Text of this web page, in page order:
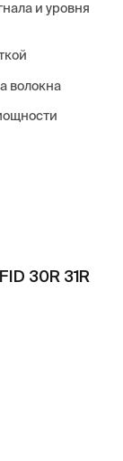
и уровня
волокна
30R 31R